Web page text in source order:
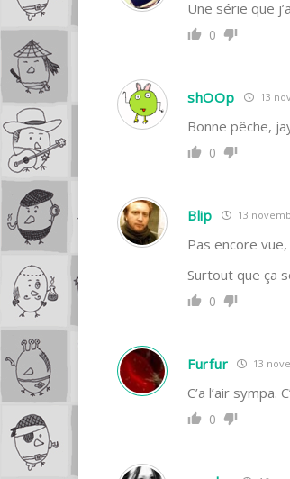
Une série que
0
shOOp 13
Bonne pêche,
0
Blip 13
Pas encore vue,
Surtout que ça
0
Furfur 13
C’a l’air
0